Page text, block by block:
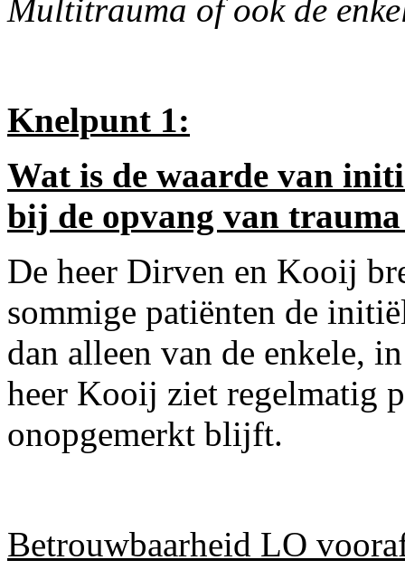
Multitrauma of ook de
Knelpunt 1:
Wat is de waarde van
bij de opvang van
De heer Dirven en Kooij
sommige patiënten de
dan alleen van de enkele,
heer Kooij ziet regelmatig
onopgemerkt blijft.
Betrouwbaarheid LO